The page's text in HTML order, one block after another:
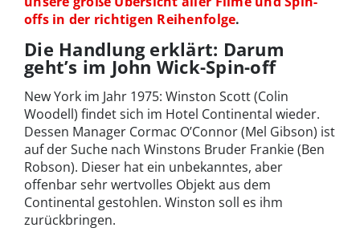
offs in der richtigen Reihenfolge.
Die Handlung erklärt: Darum
geht’s im John Wick-Spin-off
New York im Jahr 1975: Winston Scott (Colin
Woodell) findet sich im Hotel Continental wieder.
Dessen Manager Cormac O’Connor (Mel Gibson) ist
auf der Suche nach Winstons Bruder Frankie (Ben
Robson). Dieser hat ein unbekanntes, aber
offenbar sehr wertvolles Objekt aus dem
Continental gestohlen. Winston soll es ihm
zurückbringen.